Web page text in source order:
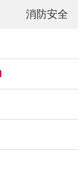
消防安全